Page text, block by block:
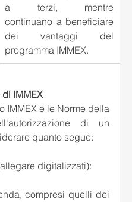
a terzi, mentre
continuano a beneficiare
dei vantaggi del
programma IMMEX.
IMMEX
IMMEX e le Norme della
di un
quanto segue:
digitalizzati):
compresi quelli dei